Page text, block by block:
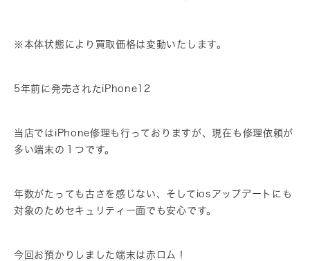
※本体状態により買取価格は変動いたします。
5年前に発売されたiPhone12
当店ではiPhone修理も行っておりますが、現在も修理依頼が
多い端末の１つです。
年数がたっても古さを感じない、そしてiosアップデートにも
対象のためセキュリティー面でも安心です。
今回お預かりしました端末は赤ロム！